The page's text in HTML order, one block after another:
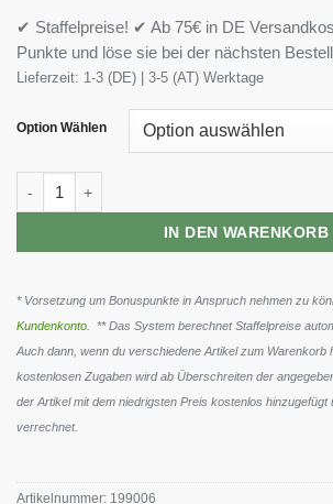
✔ Staffelpreise! ✔ Ab 75€ in DE
Punkte und löse sie bei der nächsten
Lieferzeit: 1-3 (DE) | 3-5 (AT) Werktage
Option Wählen
IN DEN WARENKORB
* Vorsetzung um Bonuspunkte in Anspruch nehmen zu
Kundenkonto . ** Das System berechnet Staffelpreise
Auch dann, wenn du verschiedene Artikel zum Warenkorb
kostenlosen Zugaben wird ab Überschreiten der
der Artikel mit dem niedrigsten Preis kostenlos hinzugefügt
verrechnet.
Artikelnummer: 199006